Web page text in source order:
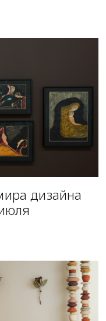
дизайна